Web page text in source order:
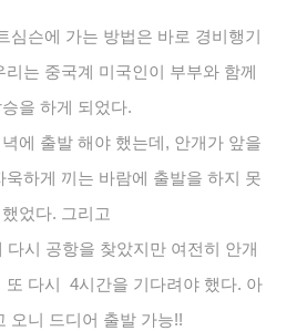
심슨에 가는 방법은 바로 경비행기
는 중국계 미국인이 부부와 함께
승을 하게 되었다.
에 출발 해야 했는데, 안개가 앞을
욱하게 끼는 바람에 출발을 하지 못
했었다. 그리고
다시 공항을 찾았지만 여전히 안개
또 다시 4시간을 기다려야 했다. 아
오니 드디어 출발 가능!!